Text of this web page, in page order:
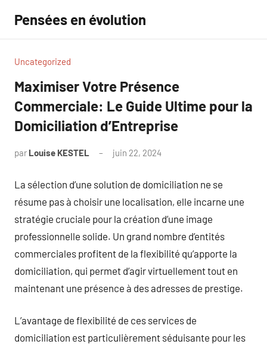
contenu
Pensées en évolution
Uncategorized
Maximiser Votre Présence
Commerciale: Le Guide Ultime pour la
Domiciliation d’Entreprise
par Louise KESTEL juin 22, 2024
La sélection d’une solution de domiciliation ne se
résume pas à choisir une localisation, elle incarne une
stratégie cruciale pour la création d’une image
professionnelle solide. Un grand nombre d’entités
commerciales profitent de la flexibilité qu’apporte la
domiciliation, qui permet d’agir virtuellement tout en
maintenant une présence à des adresses de prestige.
L’avantage de flexibilité de ces services de
domiciliation est particulièrement séduisante pour les